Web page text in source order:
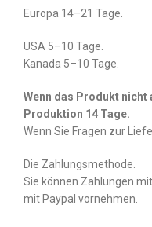
Europa 14–21 Tage.
USA 5–10 Tage.
Kanada 5–10 Tage.
Wenn das Produkt
Produktion 14 Tage.
Wenn Sie Fragen zur
Die Zahlungsmethode.
Sie können Zahlungen
mit Paypal vornehmen.